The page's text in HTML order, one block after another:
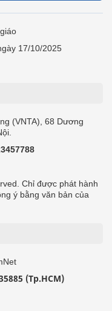
17/10/2025
(VNTA), 68 Dương
Chỉ được phát hành
ý bằng văn bản của
(Tp.HCM)